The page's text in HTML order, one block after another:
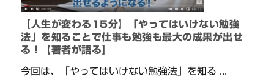
【人生が変わる15分】「やってはいけない勉強
法」を知ることで仕事も勉強も最大の成果が出せ
る！【著者が語る】
今回は、「やってはいけない勉強法」を知る ...